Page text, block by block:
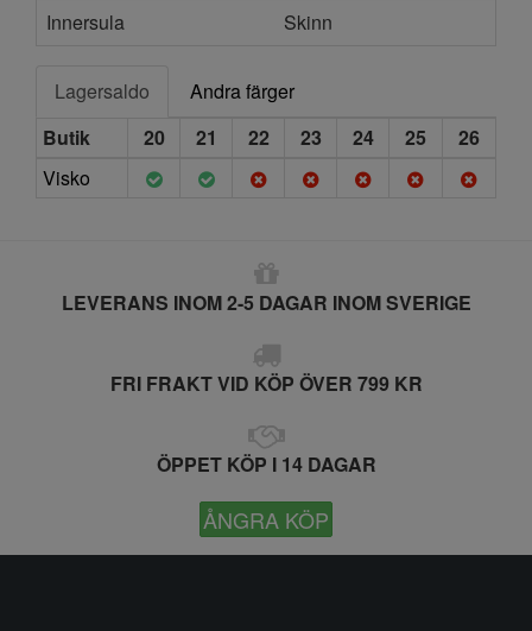
Innersula
Skinn
Lagersaldo
Andra färger
Butik
20 21 22 23 24 25
26
Visko
LEVERANS INOM 2-5 DAGAR INOM SVERIGE
FRI FRAKT VID KÖP ÖVER 799 KR
ÖPPET KÖP I 14 DAGAR
ÅNGRA KÖP